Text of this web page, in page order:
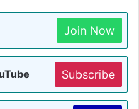
Join Now
Subscribe